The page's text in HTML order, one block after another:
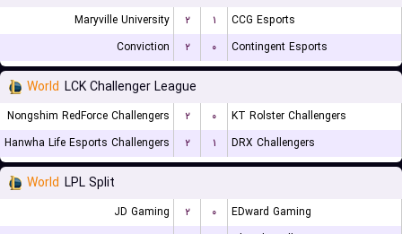
Maryville University ۲ ۱
CCG Esports
Conviction
۲ ۰ Contingent Esports
World LCK Challenger League
Nongshim RedForce Challengers ۲ ۰
KT Rolster Challengers
Hanwha Life Esports Challengers
۲ ۱ DRX Challengers
World LPL Split
JD Gaming ۲ ۰
EDward Gaming